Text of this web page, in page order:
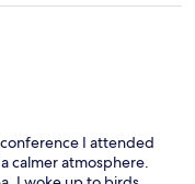
I attended
calmer atmosphere.